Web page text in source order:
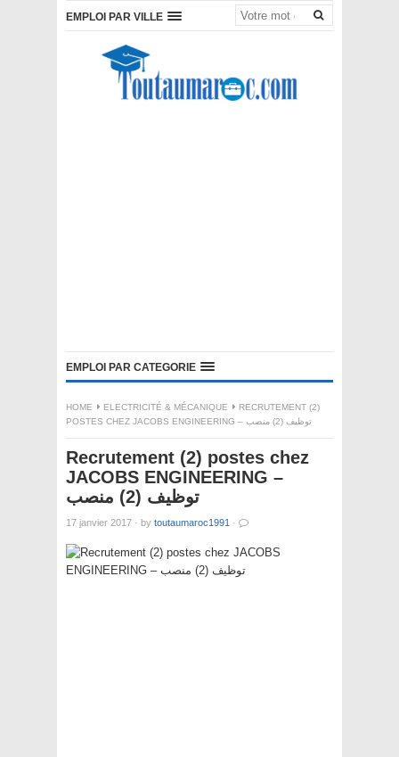
EMPLOI PAR VILLE
EMPLOI PAR CATEGORIE
HOME ELECTRICITÉ & MÉCANIQUE
RECRUTEMENT (2)
POSTES CHEZ JACOBS ENGINEERING – توظيف (2) منصب
Recrutement (2) postes chez
JACOBS ENGINEERING –
توظيف (2) منصب
17 janvier 2017 · by toutaumaroc1991 ·